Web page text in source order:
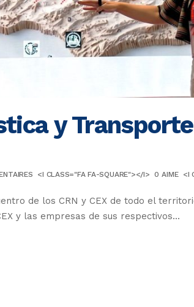
y
<I CLASS="FA FA-SQUARE"></I> 0 AIME <I
de los CRN y CEX de todo el
y las empresas de sus respectivos...